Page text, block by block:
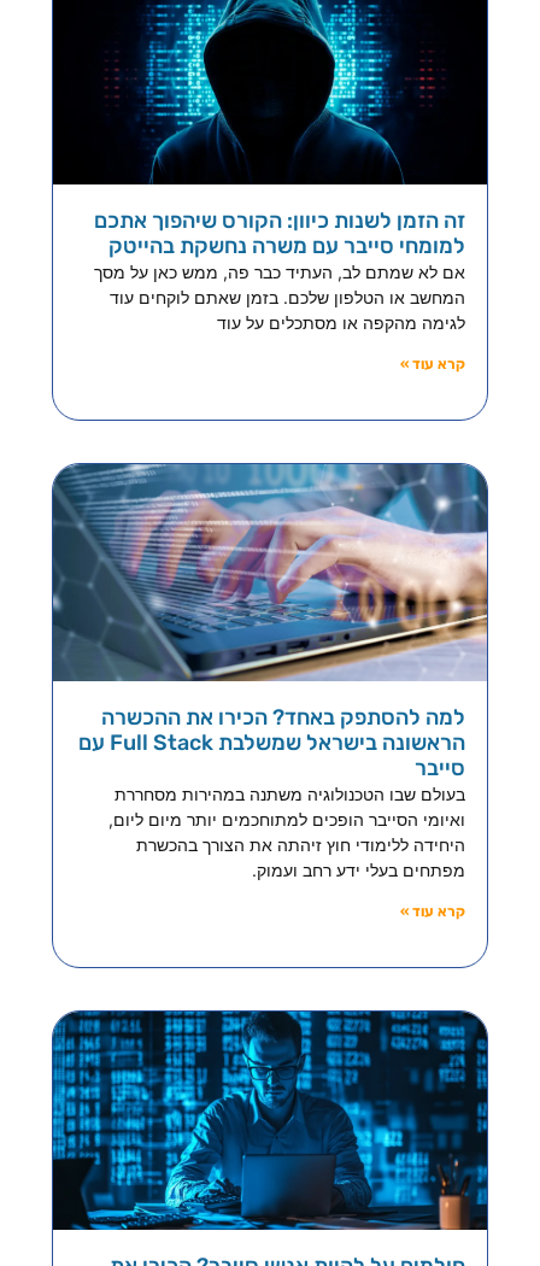
זה הזמן לשנות כיוון: הקורס שיהפוך אתכם
למומחי סייבר עם משרה נחשקת בהייטק
אם לא שמתם לב, העתיד כבר פה, ממש כאן על מסך
המחשב או הטלפון שלכם. בזמן שאתם לוקחים עוד
לגימה מהקפה או מסתכלים על עוד
קרא עוד »
למה להסתפק באחד? הכירו את ההכשרה
הראשונה בישראל שמשלבת Full Stack עם
סייבר
בעולם שבו הטכנולוגיה משתנה במהירות מסחררת
ואיומי הסייבר הופכים למתוחכמים יותר מיום ליום,
היחידה ללימודי חוץ זיהתה את הצורך בהכשרת
מפתחים בעלי ידע רחב ועמוק.
קרא עוד »